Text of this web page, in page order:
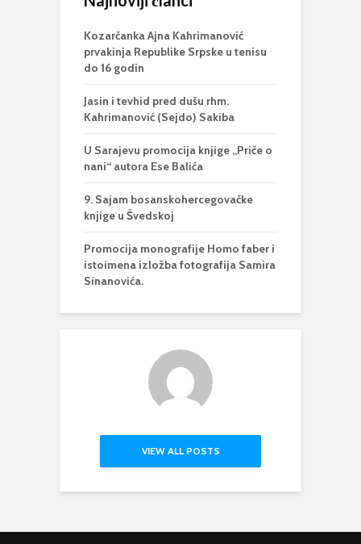
Kozarčanka Ajna Kahrimanović
prvakinja Republike Srpske u tenisu
do 16 godin
Jasin i tevhid pred dušu rhm.
Kahrimanović (Sejdo) Sakiba
U Sarajevu promocija knjige „Priče o
nani“ autora Ese Balića
9. Sajam bosanskohercegovačke
knjige u Švedskoj
Promocija monografije Homo faber i
istoimena izložba fotografija Samira
Sinanovića.
VIEW ALL POSTS